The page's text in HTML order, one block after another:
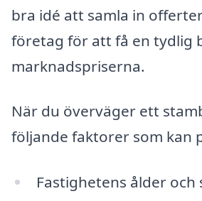
bra idé att samla in
företag för att få en tydlig
marknadspriserna.
När du överväger ett
följande faktorer som kan
Fastighetens ålder och